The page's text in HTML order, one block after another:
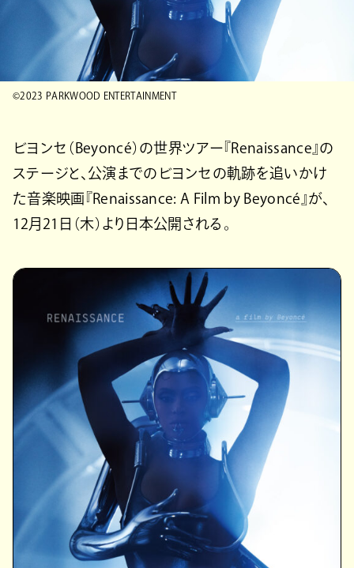
©2023 PARKWOOD ENTERTAINMENT
ビヨンセ（Beyoncé）の世界ツアー『Renaissance』の
ステージと、公演までのビヨンセの軌跡を追いかけ
た音楽映画『Renaissance: A Film by Beyoncé』が、
12月21日（木）より日本公開される。